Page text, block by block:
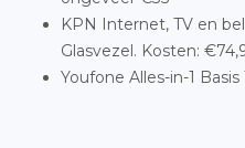
KPN Internet, TV en
Glasvezel. Kosten:
Youfone Alles-in-1